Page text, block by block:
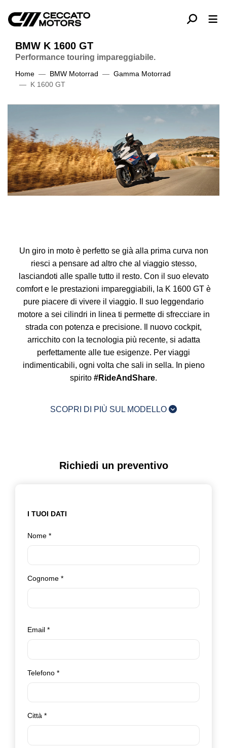
BMW K 1600 GT
Performance touring impareggiabile.
Home BMW Motorrad
Gamma Motorrad
K 1600 GT
Un giro in moto è perfetto se già alla prima curva non
riesci a pensare ad altro che al viaggio stesso,
lasciandoti alle spalle tutto il resto. Con il suo elevato
comfort e le prestazioni impareggiabili, la K 1600 GT è
pure piacere di vivere il viaggio. Il suo leggendario
motore a sei cilindri in linea ti permette di sfrecciare in
strada con potenza e precisione. Il nuovo cockpit,
arricchito con la tecnologia più recente, si adatta
perfettamente alle tue esigenze. Per viaggi
indimenticabili, ogni volta che sali in sella. In pieno
spirito #RideAndShare.
SCOPRI DI PIÙ SUL MODELLO
Richiedi un preventivo
I TUOI DATI
Nome *
Cognome *
Email *
Telefono *
Città *